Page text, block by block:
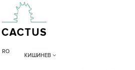
CACTUS
RO
КИШИНЕВ